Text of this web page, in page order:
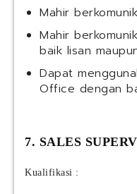
Mahir
Mahir
baik lisan
Dapat
Office dengan
7. SALES
Kualifikasi :